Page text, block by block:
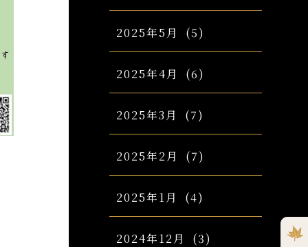
2025年5月 (5)
2025年4月 (6)
2025年3月 (7)
2025年2月 (7)
2025年1月 (4)
2024年12月 (3)